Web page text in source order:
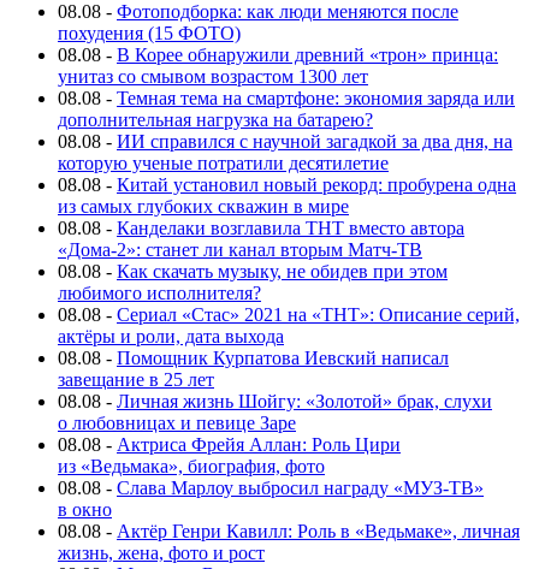
08.08 - Фотоподборка: как люди меняются после
похудения (15 ФОТО)
08.08 - В Корее обнаружили древний «трон» принца:
унитаз со смывом возрастом 1300 лет
08.08 - Темная тема на смартфоне: экономия заряда или
дополнительная нагрузка на батарею?
08.08 - ИИ справился с научной загадкой за два дня, на
которую ученые потратили десятилетие
08.08 - Китай установил новый рекорд: пробурена одна
из самых глубоких скважин в мире
08.08 - Канделаки возглавила ТНТ вместо автора
«Дома-2»: станет ли канал вторым Матч-ТВ
08.08 - Как скачать музыку, не обидев при этом
любимого исполнителя?
08.08 - Сериал «Стас» 2021 на «ТНТ»: Описание серий,
актёры и роли, дата выхода
08.08 - Помощник Курпатова Иевский написал
завещание в 25 лет
08.08 - Личная жизнь Шойгу: «Золотой» брак, слухи
о любовницах и певице Заре
08.08 - Актриса Фрейя Аллан: Роль Цири
из «Ведьмака», биография, фото
08.08 - Слава Марлоу выбросил награду «МУЗ-ТВ»
в окно
08.08 - Актёр Генри Кавилл: Роль в «Ведьмаке», личная
жизнь, жена, фото и рост